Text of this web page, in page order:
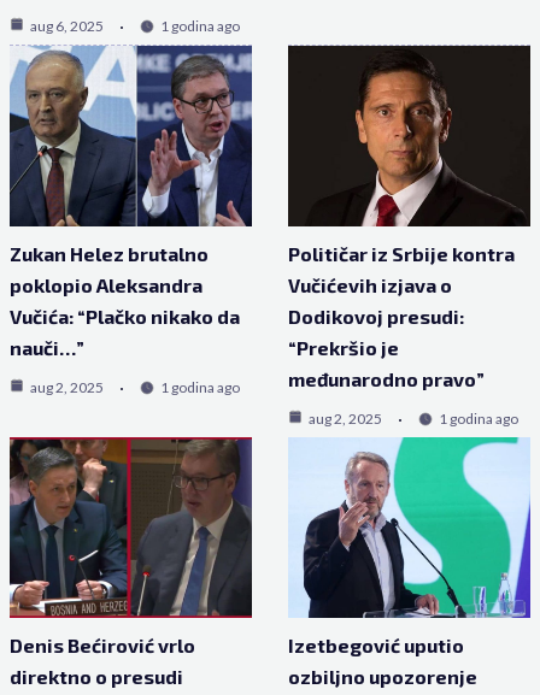
aug 6, 2025 1 godina ago
Zukan Helez brutalno
poklopio Aleksandra
Vučića: “Plačko nikako da
nauči…”
aug 2, 2025 1 godina ago
Političar iz Srbije kontra
Vučićevih izjava o
Dodikovoj presudi:
“Prekršio je
međunarodno pravo”
aug 2, 2025 1 godina ago
Denis Bećirović vrlo
direktno o presudi
Izetbegović uputio
ozbiljno upozorenje